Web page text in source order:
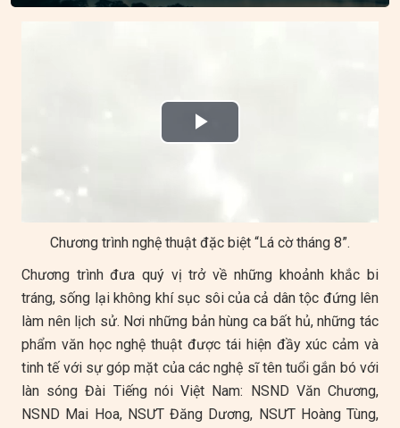
Play
Chương trình nghệ thuật đặc biệt “Lá cờ tháng 8”.
Chương trình đưa quý vị trở về những khoảnh khắc bi
tráng, sống lại không khí sục sôi của cả dân tộc đứng lên
làm nên lịch sử. Nơi những bản hùng ca bất hủ, những tác
phẩm văn học nghệ thuật được tái hiện đầy xúc cảm và
tinh tế với sự góp mặt của các nghệ sĩ tên tuổi gắn bó với
làn sóng Đài Tiếng nói Việt Nam: NSND Văn Chương,
NSND Mai Hoa, NSƯT Đăng Dương, NSƯT Hoàng Tùng,